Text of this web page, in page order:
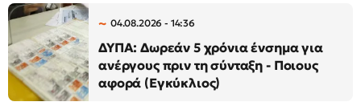
04.08.2026 - 14:36
ΔΥΠΑ: Δωρεάν 5 χρόνια ένσημα για
ανέργους πριν τη σύνταξη - Ποιους
αφορά (Εγκύκλιος)